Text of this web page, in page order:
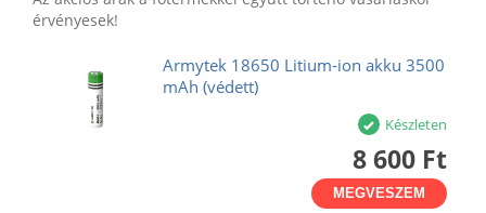
érvényesek!
Armytek 18650 Litium-ion akku 3500
mAh (védett)
Készleten
8 600 Ft
MEGVESZEM